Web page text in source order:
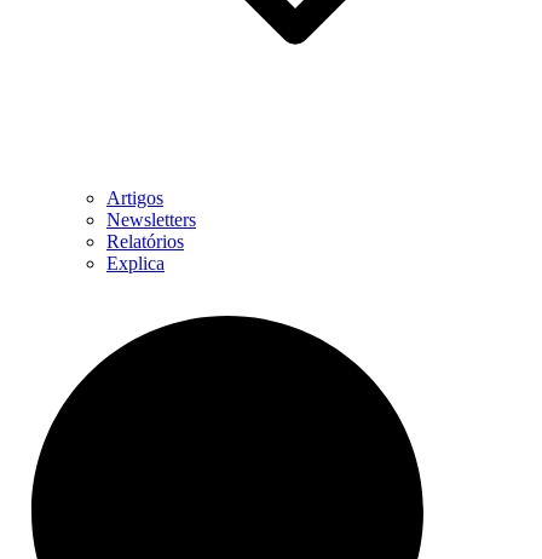
Artigos
Newsletters
Relatórios
Explica